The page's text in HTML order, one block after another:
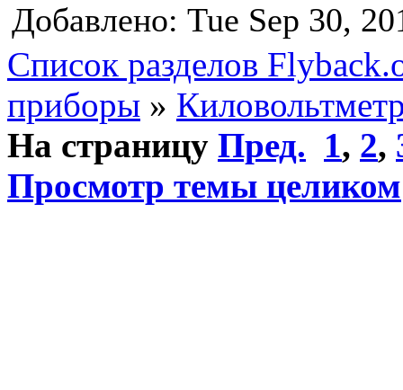
Добавлено: Tue Sep 30,
Список разделов
приборы »
На страницу Пред. 1, 2,
Просмотр темы целиком